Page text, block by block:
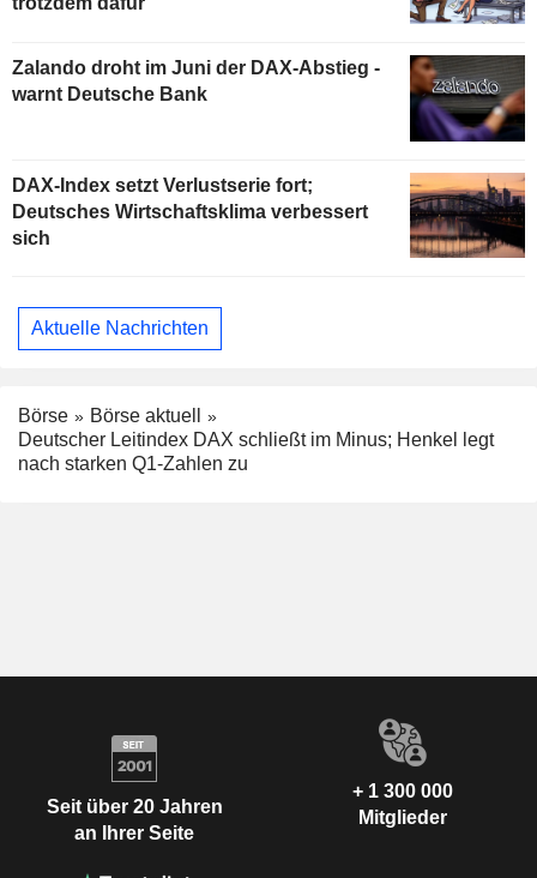
Zalando droht im Juni der DAX-Abstieg -
warnt Deutsche Bank
DAX-Index setzt Verlustserie fort;
Deutsches Wirtschaftsklima verbessert
sich
Aktuelle Nachrichten
Börse
Börse aktuell
Deutscher Leitindex DAX schließt im Minus; Henkel legt
nach starken Q1-Zahlen zu
Seit über 20 Jahren
an Ihrer Seite
+ 1 300 000
Mitglieder